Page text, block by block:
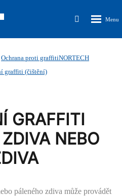
Vyhledávání
Ochrana proti graffitiNORTECH
graffiti (čištění)
GRAFFITI
NEBO
páleného zdiva může provádět